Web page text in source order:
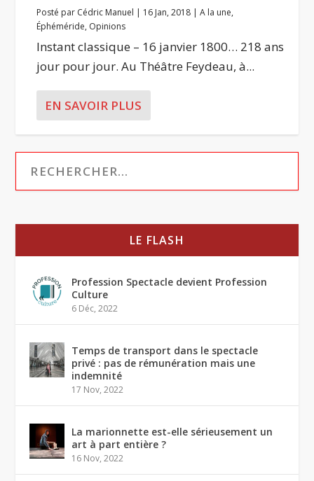
Posté par Cédric Manuel | 16 Jan, 2018 |A la une,
Éphéméride, Opinions
Instant classique – 16 janvier 1800… 218 ans
jour pour jour. Au Théâtre Feydeau, à...
EN SAVOIR PLUS
LE FLASH
Profession Spectacle devient Profession
Culture
6 Déc, 2022
Temps de transport dans le spectacle
privé : pas de rémunération mais une
indemnité
17 Nov, 2022
La marionnette est-elle sérieusement un
art à part entière ?
16 Nov, 2022